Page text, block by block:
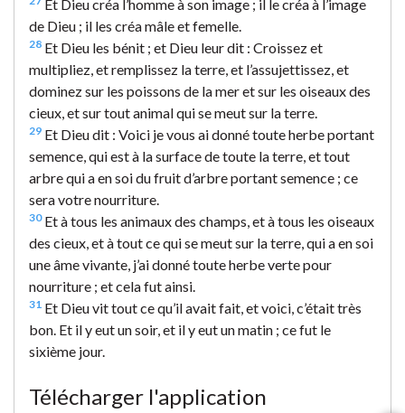
Et Dieu créa l’homme à son image ; il le créa à l’image
de Dieu ; il les créa mâle et femelle.
28 Et Dieu les bénit ; et Dieu leur dit : Croissez et
multipliez, et remplissez la terre, et l’assujettissez, et
dominez sur les poissons de la mer et sur les oiseaux des
cieux, et sur tout animal qui se meut sur la terre.
29 Et Dieu dit : Voici je vous ai donné toute herbe portant
semence, qui est à la surface de toute la terre, et tout
arbre qui a en soi du fruit d’arbre portant semence ; ce
sera votre nourriture.
30Et à tous les animaux des champs, et à tous les oiseaux
des cieux, et à tout ce qui se meut sur la terre, qui a en soi
une âme vivante, j’ai donné toute herbe verte pour
nourriture ; et cela fut ainsi.
31 Et Dieu vit tout ce qu’il avait fait, et voici, c’était très
bon. Et il y eut un soir, et il y eut un matin ; ce fut le
sixième jour.
Télécharger l'application